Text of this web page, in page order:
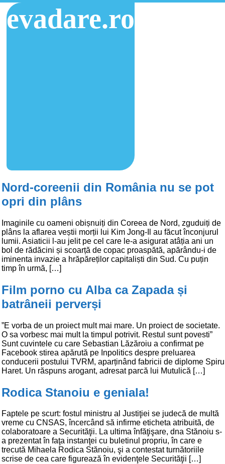
evadare.ro
Nord-coreenii din România nu se pot
opri din plâns
Imaginile cu oameni obișnuiți din Coreea de Nord, zguduiți de
plâns la aflarea veștii morții lui Kim Jong-Il au făcut înconjurul
lumii. Asiaticii l-au jelit pe cel care le-a asigurat atâția ani un
bol de rădăcini și scoarță de copac proaspătă, apărându-i de
iminenta invazie a hrăpăreților capitaliști din Sud. Cu puțin
timp în urmă, […]
Film porno cu Alba ca Zapada și
batrâneii perverși
”E vorba de un proiect mult mai mare. Un proiect de societate.
O sa vorbesc mai mult la timpul potrivit. Restul sunt povesti”
Sunt cuvintele cu care Sebastian Lăzăroiu a confirmat pe
Facebook stirea apărută pe Inpolitics despre preluarea
conducerii postului TVRM, aparținând fabricii de diplome Spiru
Haret. Un răspuns arogant, adresat parcă lui Mutulică […]
Rodica Stanoiu e geniala!
Faptele pe scurt: fostul ministru al Justiţiei se judecă de multă
vreme cu CNSAS, încercând să infirme eticheta atribuită, de
colaboratoare a Securităţii. La ultima înfăţişare, dna Stănoiu s-
a prezentat în faţa instanţei cu buletinul propriu, în care e
trecută Mihaela Rodica Stănoiu, şi a contestat turnătoriile
scrise de cea care figurează în evidenţele Securităţii […]